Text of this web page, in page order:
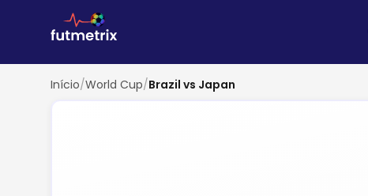
Início/World Cup/Brazil vs Japan